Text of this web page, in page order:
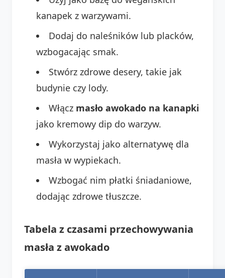
kanapek z warzywami.
Dodaj do naleśników lub placków,
wzbogacając smak.
Stwórz zdrowe desery, takie jak
budynie czy lody.
Włącz masło awokado na kanapki
jako kremowy dip do warzyw.
Wykorzystaj jako alternatywę dla
masła w wypiekach.
Wzbogać nim płatki śniadaniowe,
dodając zdrowe tłuszcze.
Tabela z czasami przechowywania
masła z awokado